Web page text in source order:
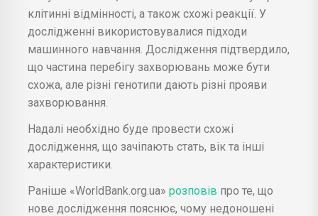
клітинні відмінності, а також схожі реакції. У
дослідженні використовувалися підходи
машинного навчання. Дослідження підтвердило,
що частина перебігу захворювань може бути
схожа, але різні генотипи дають різні прояви
захворювання.
Надалі необхідно буде провести схожі
дослідження, що зачіпають стать, вік та інші
характеристики.
Раніше «WorldBank.org.ua» розповів про те, що
нове дослідження пояснює, чому недоношені